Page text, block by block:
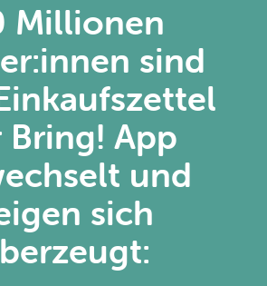
Millionen
sind
Bring! App
und
sich